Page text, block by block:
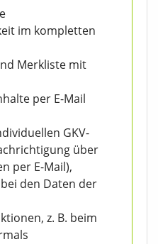
im kompletten
Merkliste mit
per E-Mail
GKV-
über
per E-Mail),
den Daten der
z. B. beim